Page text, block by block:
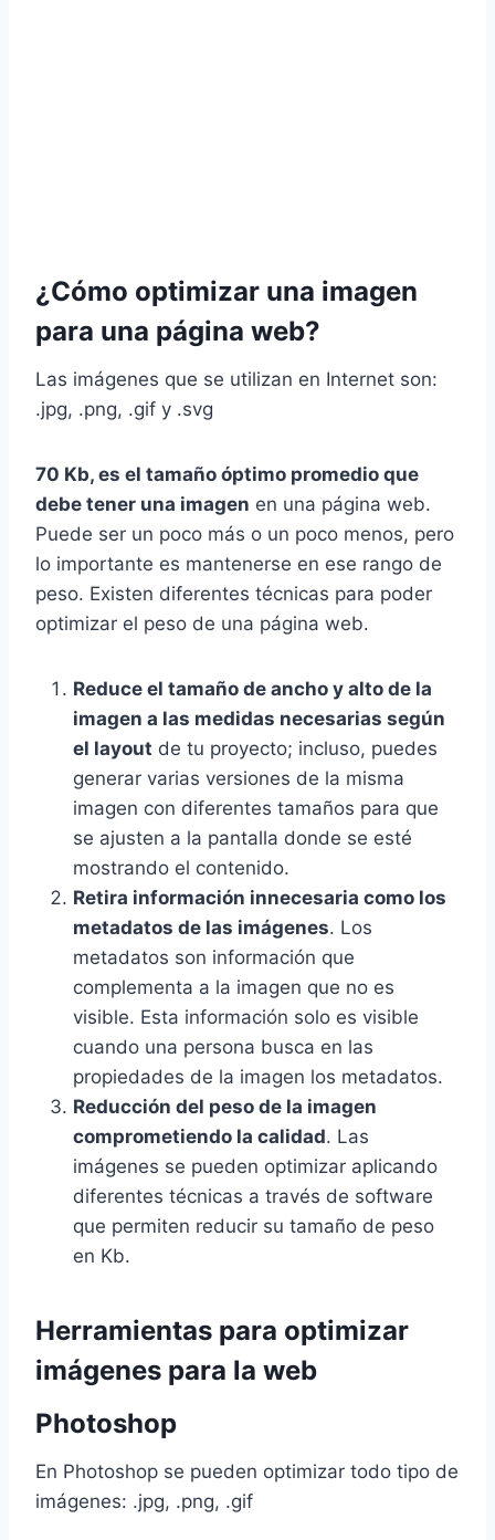
¿Cómo optimizar una imagen
para una página web?
Las imágenes que se utilizan en Internet son:
.jpg, .png, .gif y .svg
70 Kb, es el tamaño óptimo promedio que
debe tener una imagen en una página web.
Puede ser un poco más o un poco menos, pero
lo importante es mantenerse en ese rango de
peso. Existen diferentes técnicas para poder
optimizar el peso de una página web.
Reduce el tamaño de ancho y alto de la
imagen a las medidas necesarias según
el layout de tu proyecto; incluso, puedes
generar varias versiones de la misma
imagen con diferentes tamaños para que
se ajusten a la pantalla donde se esté
mostrando el contenido.
Retira información innecesaria como los
metadatos de las imágenes. Los
metadatos son información que
complementa a la imagen que no es
visible. Esta información solo es visible
cuando una persona busca en las
propiedades de la imagen los metadatos.
Reducción del peso de la imagen
comprometiendo la calidad. Las
imágenes se pueden optimizar aplicando
diferentes técnicas a través de software
que permiten reducir su tamaño de peso
en Kb.
Herramientas para optimizar
imágenes para la web
Photoshop
En Photoshop se pueden optimizar todo tipo de
imágenes: .jpg, .png, .gif